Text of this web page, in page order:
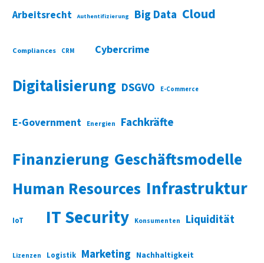
Arbeitsrecht Authentifizierung Big Data Cloud
Compliances CRM Cybercrime
Digitalisierung DSGVO E-Commerce
E-Government Energien Fachkräfte
Finanzierung Geschäftsmodelle
Human Resources Infrastruktur
IoT IT Security Konsumenten Liquidität
Lizenzen Logistik Marketing Nachhaltigkeit